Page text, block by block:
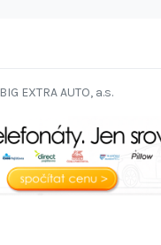
BIG EXTRA AUTO, a.s.